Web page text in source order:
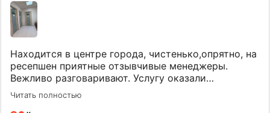
Находится в центре города, чистенько,опрятно, на
ресепшен приятные отзывчивые менеджеры.
Вежливо разговаривают. Услугу оказали
качественно и вовремя. Однозначно придем еще.
Читать полностью